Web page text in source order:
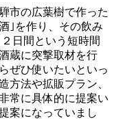
市の広葉樹で作った
｣を作り、その飲み
日間という短時間
蔵に突撃取材を行
ぜひ使いたいといっ
方法や拡販プラン、
常に具体的に提案い
案になっていまし